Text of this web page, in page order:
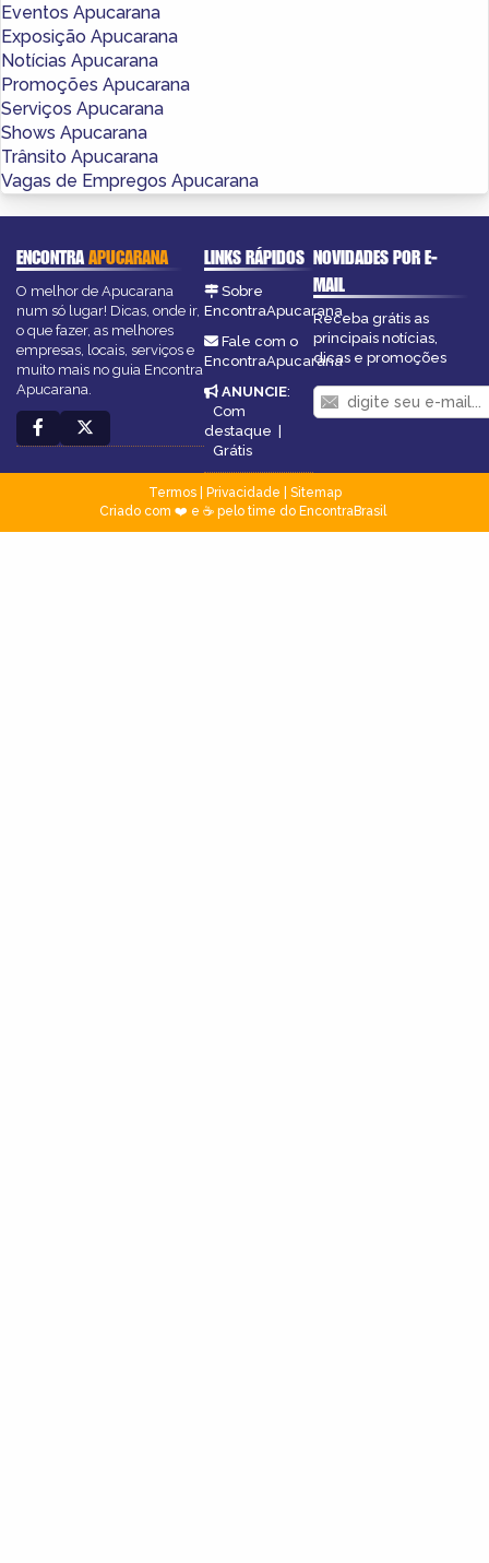
Eventos Apucarana
Exposição Apucarana
Notícias Apucarana
Promoções Apucarana
Serviços Apucarana
Shows Apucarana
Trânsito Apucarana
Vagas de Empregos Apucarana
ENCONTRAAPUCARANA
O melhor de Apucarana
num só lugar! Dicas, onde ir,
o que fazer, as melhores
empresas, locais, serviços e
muito mais no guia Encontra
Apucarana.
LINKS RÁPIDOS
Sobre
EncontraApucarana
Fale com o
EncontraApucarana
ANUNCIE:
Com
destaque
Grátis
NOVIDADES POR E-
MAIL
Receba grátis as
principais notícias,
dicas e promoções
Termos| Privacidade
Sitemap
Criado com ❤️ e ☕ pelo time do EncontraBrasil